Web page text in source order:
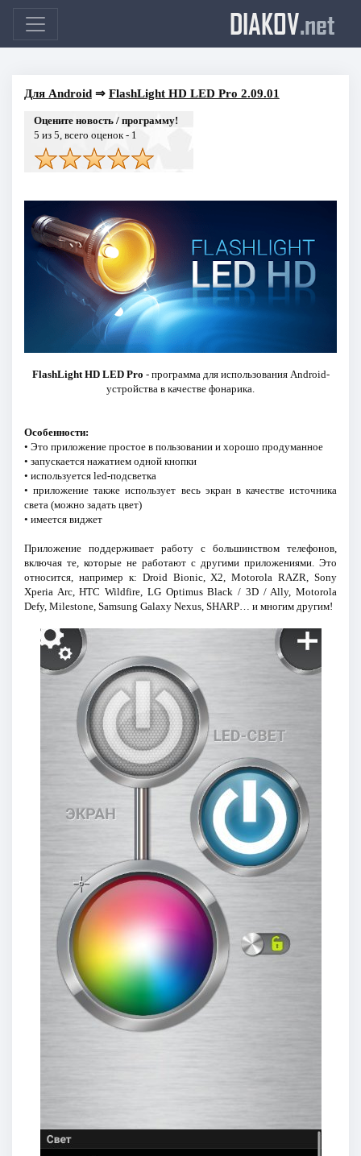
DIAKOV.net
Для Android⇒ FlashLight HD LED Pro 2.09.01
Оцените новость / программу!
5 из 5, всего оценок - 1
FlashLight HD LED Pro - программа для использования Android-
устройства в качестве фонарика.
Особенности:
• Это приложение простое в пользовании и хорошо продуманное
• запускается нажатием одной кнопки
• используется led-подсветка
• приложение также использует весь экран в качестве источника
света (можно задать цвет)
• имеется виджет
Приложение поддерживает работу с большинством телефонов,
включая те, которые не работают с другими приложениями. Это
относится, например к: Droid Bionic, X2, Motorola RAZR, Sony
Xperia Arc, HTC Wildfire, LG Optimus Black / 3D / Ally, Motorola
Defy, Milestone, Samsung Galaxy Nexus, SHARP… и многим другим!